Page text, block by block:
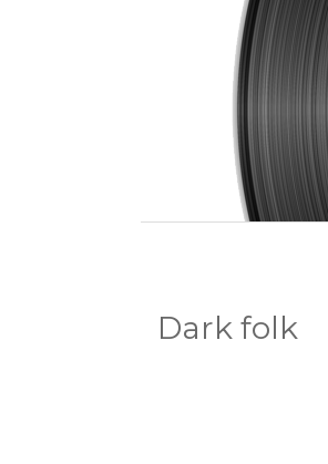
Dark folk